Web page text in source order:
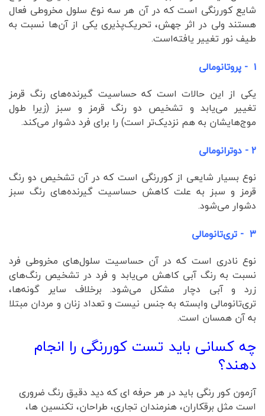
شایع کوررنگی است که در آن هر سه نوع سلول مخروطی فعال
هستند ولی در اثر جهش، تحریک‌پذیری یکی از آن‌ها نسبت به
طیف نور تغییر یافته‌است.
۱ - پروتانومالی
یکی از این حالات است که حساسیت گیرنده‌های رنگ قرمز
تغییر می‌یابد و تشخیص دو رنگ قرمز و سبز (زیرا طول
موج‌هایشان به هم نزدیک‌تر است) را برای فرد دشوار می‌کند.
۲ - دوترانومالی
نوع بسیار شایعی از کوررنگی است که در آن تشخیص دو رنگ
قرمز و سبز به علت کاهش حساسیت گیرنده‌های رنگ سبز
دشوار می‌شود.
۳ - تری‌تانومالی
نوع نادری است که در آن حساسیت سلول‌های مخروطی فرد
نسبت به رنگ آبی کاهش می‌یابد و فرد در تشخیص رنگ‌های
زرد و آبی دچار مشکل می‌شود. برخلاف سایر گونه‌ها،
تری‌تانومالی وابسته به جنس نیست و تعداد زنان و مردان مبتلا
به آن همسان است.
چه کسانی باید تست کوررنگی را انجام
دهند؟
آزمون کور رنگی باید در هر حرفه ای که دید دقیق رنگ ضروری
است مثل برقکاران، هنرمندان تجاری، طراحان، تکنسین ها،